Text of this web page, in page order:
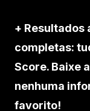
+ Resultados
completas:
Score. Baixe
nenhuma
favorito!